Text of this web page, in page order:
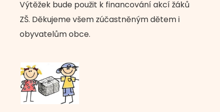
Výtěžek bude použit k financování akcí žáků
ZŠ. Děkujeme všem zúčastněným dětem i
obyvatelům obce.